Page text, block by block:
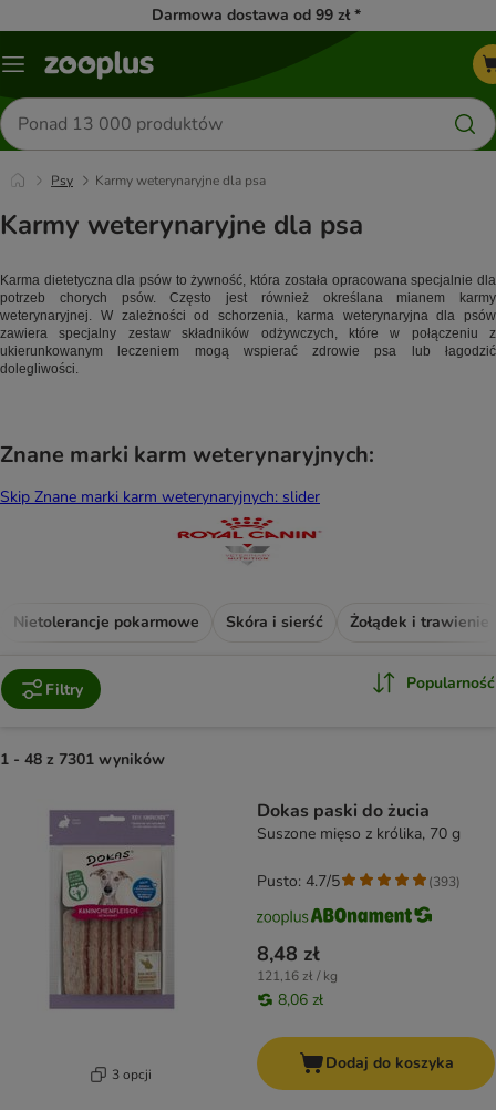
Darmowa dostawa od 99 zł *
Menu
Szukaj
produktów
Psy Karmy weterynaryjne dla psa
Karmy weterynaryjne dla psa
Karma dietetyczna dla psów to żywność, która została opracowana specjalnie dla
potrzeb chorych psów. Często jest również określana mianem karmy
weterynaryjnej. W zależności od schorzenia, karma weterynaryjna dla psów
zawiera specjalny zestaw składników odżywczych, które w połączeniu z
ukierunkowanym leczeniem mogą wspierać zdrowie psa lub łagodzić
dolegliwości.
Znane marki karm weterynaryjnych:
Skip Znane marki karm weterynaryjnych: slider
Nietolerancje pokarmowe Skóra i sierść Żołądek i trawienie
Filtry Popularność
1 - 48 z 7301 wyników
3 opcji
Dokas paski do żucia
Suszone mięso z królika, 70 g
8,48 zł
121,16 zł / kg
8,06 zł
Pusto: 4.7/5 (393)
Dodaj do koszyka